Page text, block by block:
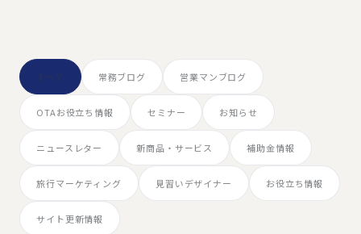
すべて 常務ブログ 営業マンブログ
OTAお役立ち情報 セミナー お知らせ
ニュースレター 新商品・サービス 補助金情報
旅行マーケティング 見習いデザイナー お役立ち情報
サイト更新情報